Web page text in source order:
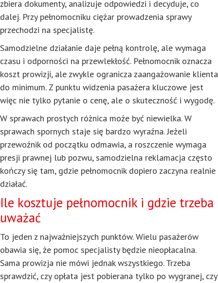
zbiera dokumenty, analizuje odpowiedzi i decyduje, co
dalej. Przy pełnomocniku ciężar prowadzenia sprawy
przechodzi na specjalistę.
Samodzielne działanie daje pełną kontrolę, ale wymaga
czasu i odporności na przewlekłość. Pełnomocnik oznacza
koszt prowizji, ale zwykle ogranicza zaangażowanie klienta
do minimum. Z punktu widzenia pasażera kluczowe jest
więc nie tylko pytanie o cenę, ale o skuteczność i wygodę.
W sprawach prostych różnica może być niewielka. W
sprawach spornych staje się bardzo wyraźna. Jeżeli
przewoźnik od początku odmawia, a roszczenie wymaga
presji prawnej lub pozwu, samodzielna reklamacja często
kończy się tam, gdzie pełnomocnik dopiero zaczyna realnie
działać.
Ile kosztuje pełnomocnik i gdzie trzeba
uważać
To jeden z najważniejszych punktów. Wielu pasażerów
obawia się, że pomoc specjalisty będzie nieopłacalna.
Sama prowizja nie mówi jednak wszystkiego. Trzeba
sprawdzić, czy opłata jest pobierana tylko po wygranej, czy